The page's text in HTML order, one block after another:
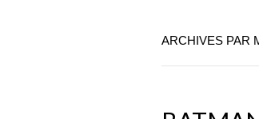
ARCHIVES PAR